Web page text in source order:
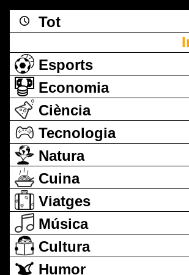
Tot
Esports
Economia
Ciència
Tecnologia
Natura
Cuina
Viatges
Música
Cultura
Humor